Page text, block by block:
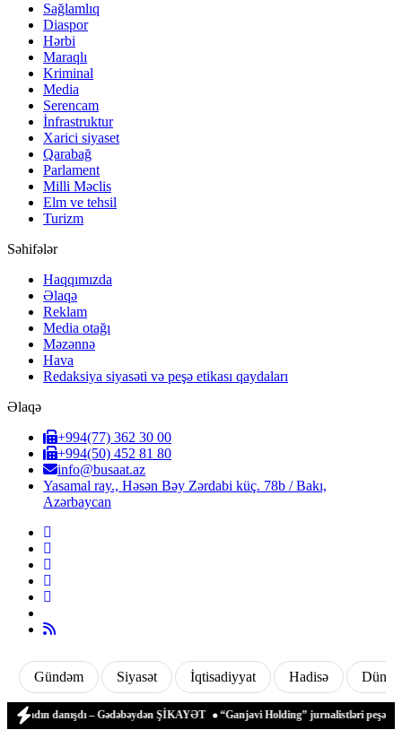
Sağlamlıq
Diaspor
Hərbi
Maraqlı
Kriminal
Media
Serencam
İnfrastruktur
Xarici siyaset
Qarabağ
Parlament
Milli Məclis
Elm ve tehsil
Turizm
Səhifələr
Haqqımızda
Əlaqə
Reklam
Media otağı
Məzənnə
Hava
Redaksiya siyasəti və peşə etikası qaydaları
Əlaqə
+994(77) 362 30 00
+994(50) 452 81 80
info@busaat.az
Yasamal ray., Həsən Bəy Zərdabi küç. 78b / Bakı,
Azərbaycan
Gündəm Siyasət İqtisadiyyat Hadisə Dünya
danışdı – Gədəbəydən ŞİKAYƏT “Ganjavi Holding” jurnalistləri peşə